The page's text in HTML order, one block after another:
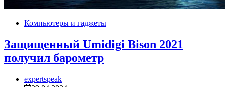
Компьютеры и гаджеты
Защищенный Umidigi Bison 2021
получил барометр
expertspeak